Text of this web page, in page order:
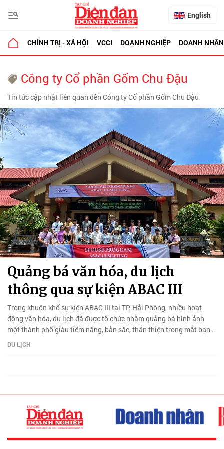
English
CHÍNH TRỊ - XÃ HỘI VCCI DOANH NGHIỆP DOANH NHÂN
Công ty Cổ phần Gốm Chu Đậu
Tin tức cập nhật liên quan đến Công ty Cổ phần Gốm Chu Đậu
Quảng bá văn hóa, du lịch
thông qua sự kiện ABAC III
Trong khuôn khổ sự kiện ABAC III tại TP. Hải Phòng, nhiều hoạt
động văn hóa, du lịch đã được tổ chức nhằm quảng bá hình ảnh
một thành phố giàu tiềm năng, bản sắc, thân thiện trong mắt bạn
bè quốc tế.
DU LỊCH